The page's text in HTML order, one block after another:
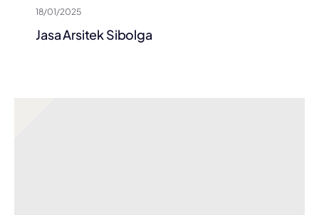
18/01/2025
Jasa Arsitek Sibolga